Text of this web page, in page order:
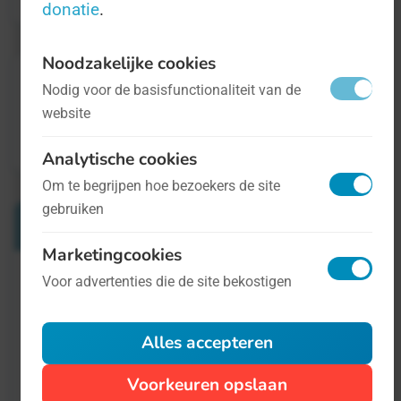
Verwante Dagen
Wereld ALS (Amyotrofische Laterale
Sclerose)-Dag
ALS staat voor Amyotrofische Laterale
donatie.
Noodzakelijke cookies
Nodig voor de basisfunctionaliteit van de
website
Analytische cookies
Om te begrijpen hoe bezoekers de site
gebruiken
Marketingcookies
Voor advertenties die de site bekostigen
Alles accepteren
Voorkeuren opslaan